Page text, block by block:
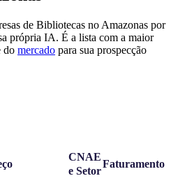
de Bibliotecas no Amazonas por
própria IA. É a lista com a maior
do mercado para sua prospecção
CNAE
e Setor
Faturamento